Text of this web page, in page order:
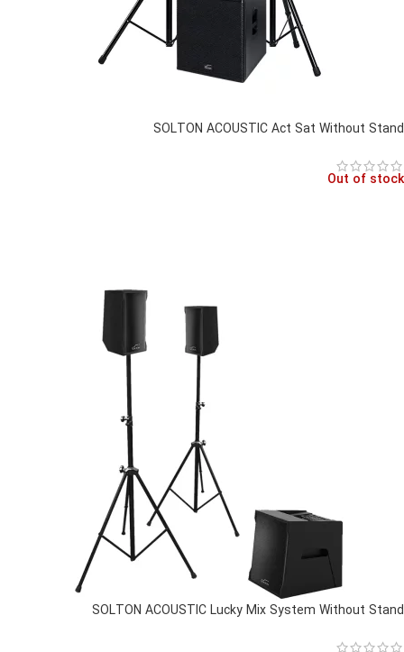
SOLTON ACOUSTIC Act Sat Without Stand
Out of stock
SOLTON ACOUSTIC Lucky Mix System Without Stand